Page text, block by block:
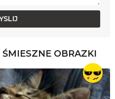
ŚMIESZNE OBRAZKI